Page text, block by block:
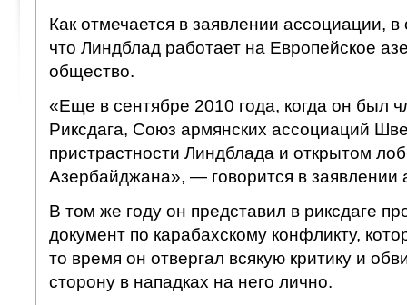
Как отмечается в заявлении ассоциации,
что Линдблад работает на Европейское
общество.
«Еще в сентябре 2010 года, когда он был
Риксдага, Союз армянских ассоциаций
пристрастности Линдблада и открытом
Азербайджана», — говорится в
В том же году он представил в риксдаге
документ по карабахскому конфликту,
то время он отвергал всякую критику и
сторону в нападках на него лично.